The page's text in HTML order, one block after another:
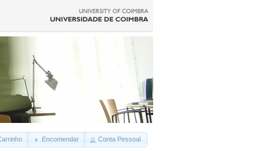
Encomendar Conta Pessoal